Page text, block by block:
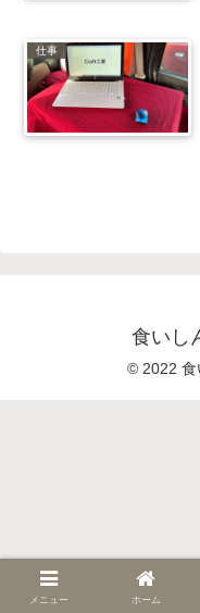
仕事
食いし
© 2022 食
メニュー ホーム